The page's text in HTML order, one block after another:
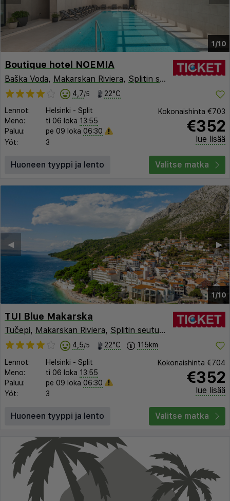
1/10
Boutique hotel NOEMIA
Baška Voda, Makarskan Riviera, Splitin seutu ,Kroatia
4,7/5 22°C
Lennot: Helsinki - Split
Meno:
ti 06 loka 13:55
Paluu:
pe 09 loka 06:30
Yöt:
3
Kokonaishinta €703
€352
lue lisää
Huoneen tyyppi ja lento Valitse matka
1/10
▶︎
◀︎
TUI Blue Makarska
Tučepi, Makarskan Riviera, Splitin seutu,Kroatia
4,5/5 22°C 115km
Lennot: Helsinki - Split
Meno:
ti 06 loka 13:55
Paluu:
pe 09 loka 06:30
Yöt:
3
Kokonaishinta €704
€352
lue lisää
Huoneen tyyppi ja lento Valitse matka